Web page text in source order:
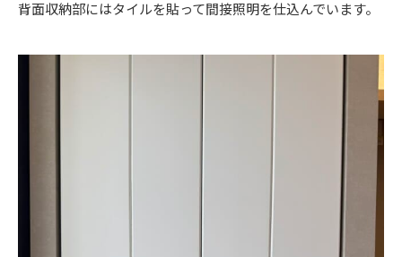
背面収納部にはタイルを貼って間接照明を仕込んでいます。